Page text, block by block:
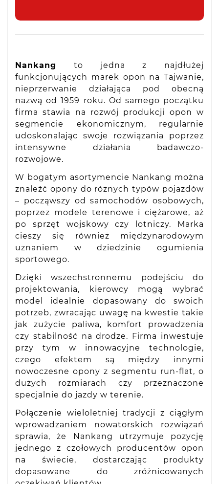
Nankang
to jedna z najdłużej
funkcjonujących marek opon na Tajwanie,
nieprzerwanie działająca pod obecną
nazwą od 1959 roku. Od samego początku
firma stawia na rozwój produkcji opon w
segmencie ekonomicznym, regularnie
udoskonalając swoje rozwiązania poprzez
intensywne działania badawczo-
rozwojowe.
W bogatym asortymencie Nankang można
znaleźć opony do różnych typów pojazdów
– począwszy od samochodów osobowych,
poprzez modele terenowe i ciężarowe, aż
po sprzęt wojskowy czy lotniczy. Marka
cieszy się również międzynarodowym
uznaniem w dziedzinie ogumienia
sportowego.
Dzięki wszechstronnemu podejściu do
projektowania, kierowcy mogą wybrać
model idealnie dopasowany do swoich
potrzeb, zwracając uwagę na kwestie takie
jak zużycie paliwa, komfort prowadzenia
czy stabilność na drodze. Firma inwestuje
przy tym w innowacyjne technologie,
czego efektem są między innymi
nowoczesne opony z segmentu run-flat, o
dużych rozmiarach czy przeznaczone
specjalnie do jazdy w terenie.
Połączenie wieloletniej tradycji z ciągłym
wprowadzaniem nowatorskich rozwiązań
sprawia, że Nankang utrzymuje pozycję
jednego z czołowych producentów opon
na świecie, dostarczając produkty
dopasowane do zróżnicowanych